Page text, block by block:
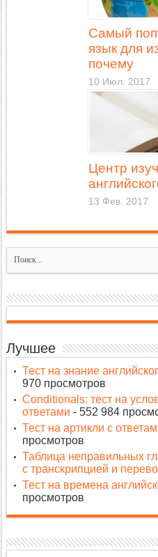
Самый
язык для
почему
10 Июл. 2017
Центр
13 Фев. 2017
Лучшее
Тест на знание
970 просмотров
Conditionals: тест на
ответами - 552 984
Тест на артикли с
просмотров
Таблица неправильных
с транскрипцией и
Тест на времена
просмотров